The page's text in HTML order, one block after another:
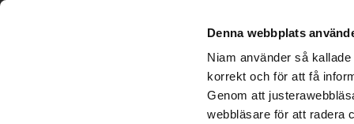
Denna webbplats
Niam använder så
korrekt och för att få
Genom att
webbläsare för att radera